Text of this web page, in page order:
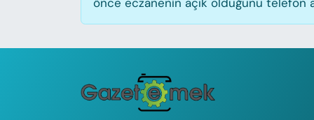
önce eczanenin açık olduğunu telefon
YAZAR KÖŞESİ
VAN VE DİYARBAKIR HABERLERİ